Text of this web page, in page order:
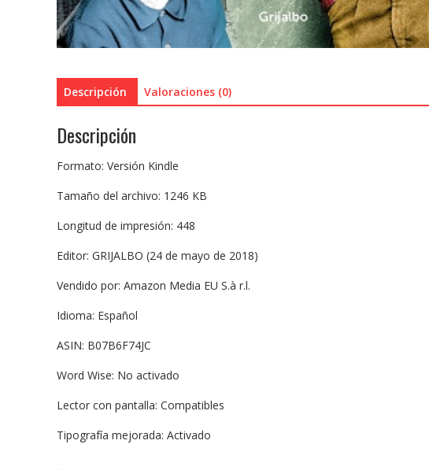
Descripción Valoraciones (0)
Descripción
Formato: Versión Kindle
Tamaño del archivo: 1246 KB
Longitud de impresión: 448
Editor: GRIJALBO (24 de mayo de 2018)
Vendido por: Amazon Media EU S.à r.l.
Idioma: Español
ASIN: B07B6F74JC
Word Wise: No activado
Lector con pantalla: Compatibles
Tipografía mejorada: Activado